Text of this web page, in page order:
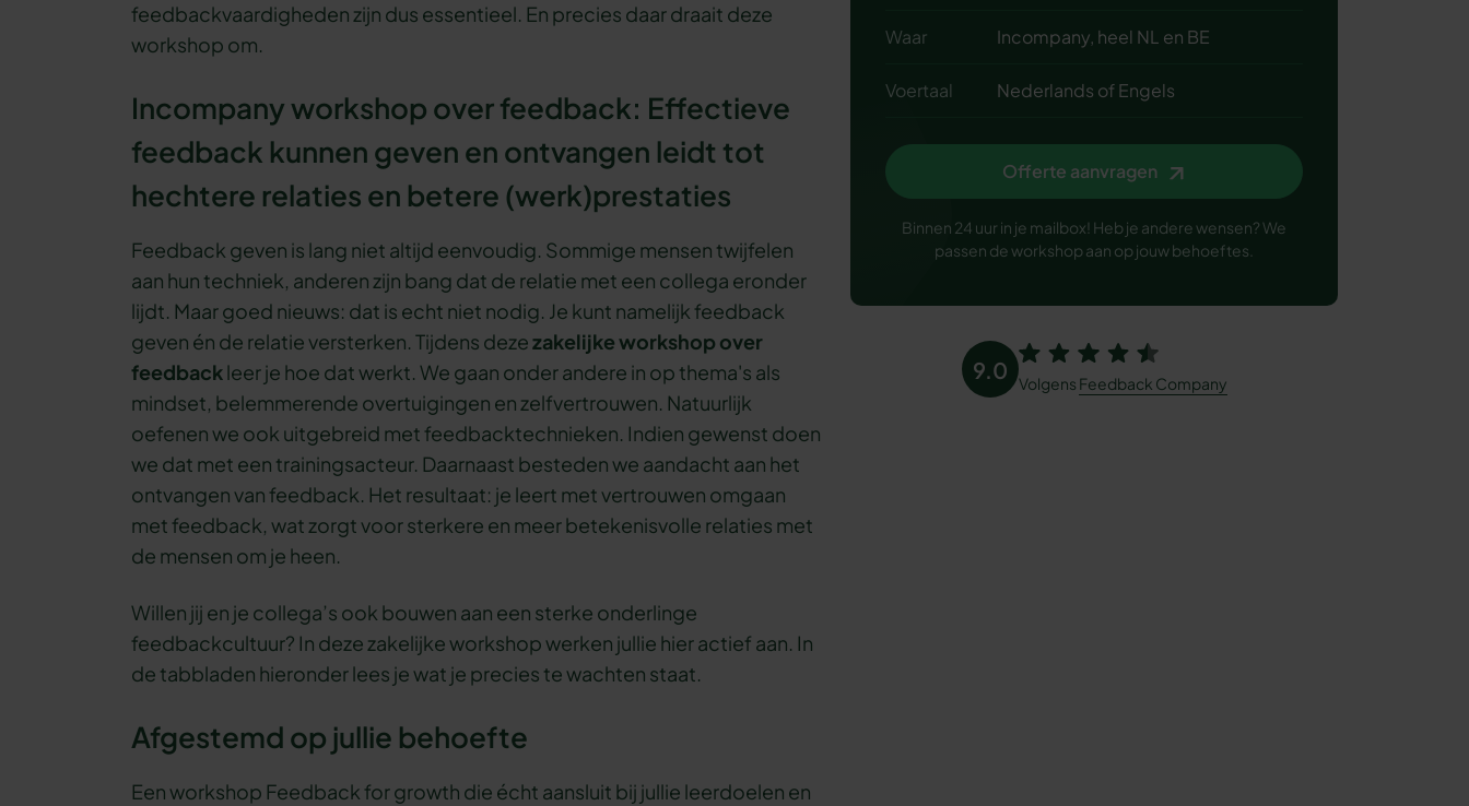
feedbackvaardigheden zijn dus essentieel. En precies daar draait deze
workshop om.
Incompany workshop over feedback: Effectieve
feedback kunnen geven en ontvangen leidt tot
hechtere relaties en betere (werk)prestaties
Feedback geven is lang niet altijd eenvoudig. Sommige mensen twijfelen
aan hun techniek, anderen zijn bang dat de relatie met een collega eronder
lijdt. Maar goed nieuws: dat is echt niet nodig. Je kunt namelijk feedback
geven én de relatie versterken. Tijdens dezezakelijke workshop over
feedbackleer je hoe dat werkt. We gaan onder andere in op thema's als
mindset, belemmerende overtuigingen en zelfvertrouwen. Natuurlijk
oefenen we ook uitgebreid met feedbacktechnieken. Indien gewenst doen
we dat met een trainingsacteur. Daarnaast besteden we aandacht aan het
ontvangen van feedback. Het resultaat: je leert met vertrouwen omgaan
met feedback, wat zorgt voor sterkere en meer betekenisvolle relaties met
de mensen om je heen.
Willen jij en je collega’s ook bouwen aan een sterke onderlinge
feedbackcultuur? In deze zakelijke workshop werken jullie hier actief aan. In
de tabbladen hieronder lees je wat je precies te wachten staat.
Afgestemd op jullie behoefte
Een workshop Feedback for growth die écht aansluit bij jullie leerdoelen en
Waar Incompany, heel NL en BE
Voertaal Nederlands of Engels
Offerte aanvragen
Binnen 24 uur in je mailbox! Heb je andere wensen? We
passen de workshop aan op jouw behoeftes.
9.0
Volgens Feedback Company